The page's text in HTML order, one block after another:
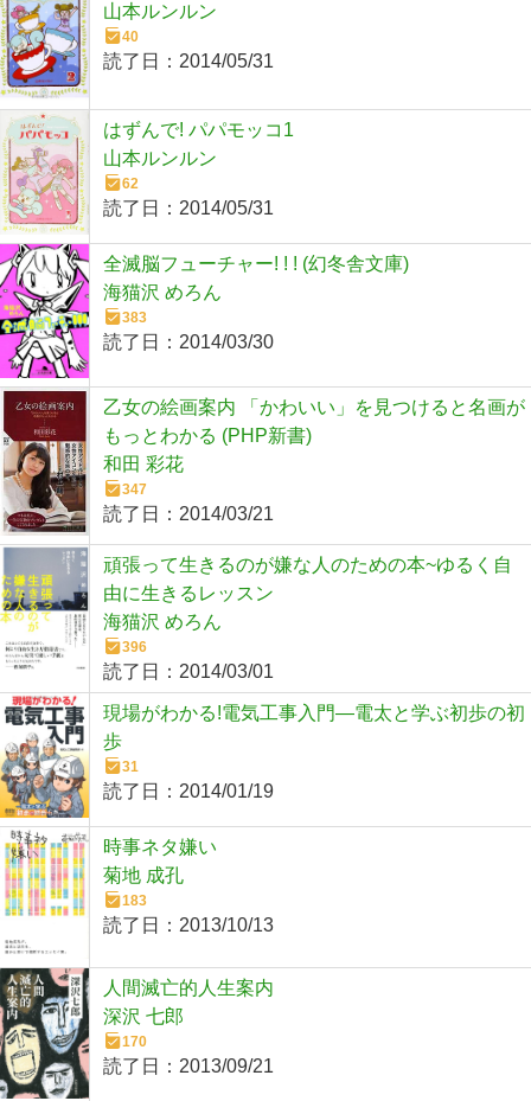
山本ルンルン
40
読了日： 2014/05/31
はずんで! パパモッコ1
山本ルンルン
62
読了日： 2014/05/31
全滅脳フューチャー! ! ! (幻冬舎文庫)
海猫沢 めろん
383
読了日： 2014/03/30
乙女の絵画案内 「かわいい」を見つけると名画が
もっとわかる (PHP新書)
和田 彩花
347
読了日： 2014/03/21
頑張って生きるのが嫌な人のための本~ゆるく自
由に生きるレッスン
海猫沢 めろん
396
読了日： 2014/03/01
現場がわかる!電気工事入門―電太と学ぶ初歩の初
歩
31
読了日： 2014/01/19
時事ネタ嫌い
菊地 成孔
183
読了日： 2013/10/13
人間滅亡的人生案内
深沢 七郎
170
読了日： 2013/09/21